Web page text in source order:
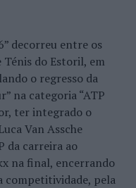
decorreu entre os
Ténis do Estoril, em
o regresso da
na categoria “ATP
ter integrado o
Van Assche
da carreira ao
na final, encerrando
competitividade, pela